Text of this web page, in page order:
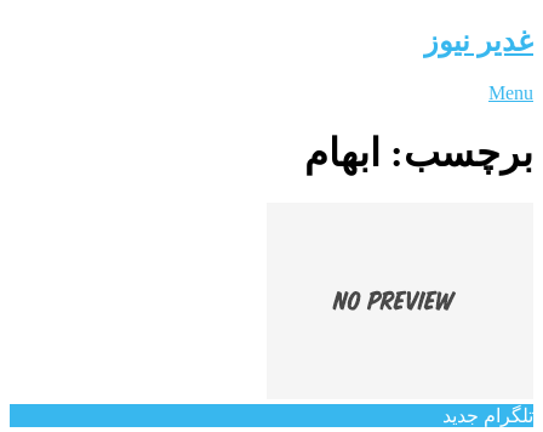
غدیر نیوز
Menu
برچسب: ابهام
تلگرام جدید